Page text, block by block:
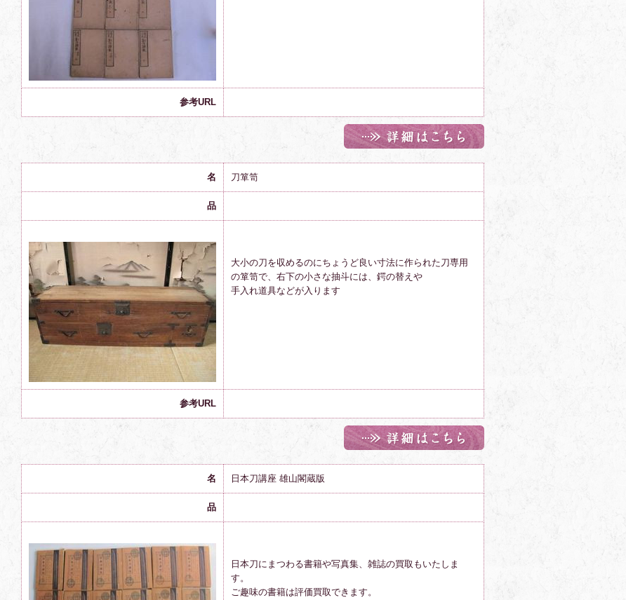
参考URL
名 刀箪笥
品
大小の刀を収めるのにちょうど良い寸法に作られた刀専用
の箪笥で、右下の小さな抽斗には、鍔の替えや
手入れ道具などが入ります
参考URL
名 日本刀講座 雄山閣蔵版
品
日本刀にまつわる書籍や写真集、雑誌の買取もいたしま
す。
ご趣味の書籍は評価買取できます。